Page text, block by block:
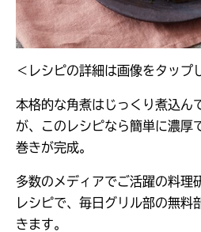
＜レシピの詳細は画像をタッ
本格的な角煮はじっくり煮込ん
が、このレシピなら簡単に濃厚
巻きが完成。
多数のメディアでご活躍の料理
レシピで、毎日グリル部の無料
きます。